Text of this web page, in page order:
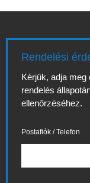
Rendelési
Kérjük, adja
rendelés
ellenőrzéséhez.
Postafiók / Telefon